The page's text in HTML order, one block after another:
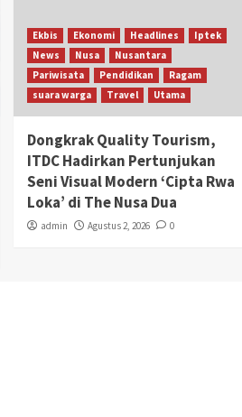
Ekbis Ekonomi Headlines
Iptek
News
Nusa
Nusantara
Pariwisata
Pendidikan
Ragam
suara warga
Travel Utama
Dongkrak Quality Tourism,
ITDC Hadirkan Pertunjukan
Seni Visual Modern ‘Cipta Rwa
Loka’ di The Nusa Dua
admin Agustus 2, 2026 0